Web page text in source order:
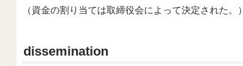
（資金の割り当ては取締役会によって決定された。）
dissemination